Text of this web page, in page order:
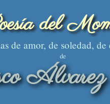
del
de amor, de soledad, de
de